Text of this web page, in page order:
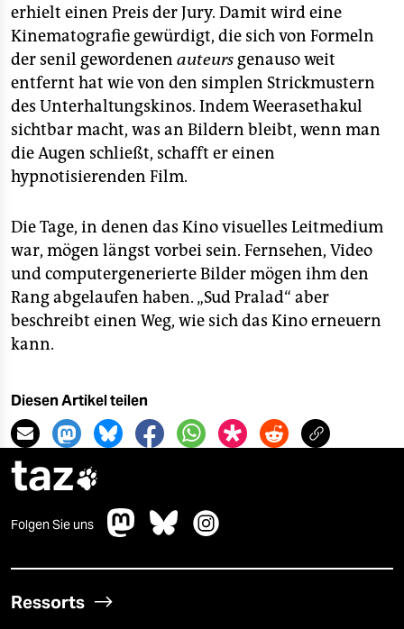
erhielt einen Preis der Jury. Damit wird eine
Kinematografie gewürdigt, die sich von Formeln
der senil gewordenen auteurs genauso weit
entfernt hat wie von den simplen Strickmustern
des Unterhaltungskinos. Indem Weerasethakul
sichtbar macht, was an Bildern bleibt, wenn man
die Augen schließt, schafft er einen
hypnotisierenden Film.
Die Tage, in denen das Kino visuelles Leitmedium
war, mögen längst vorbei sein. Fernsehen, Video
und computergenerierte Bilder mögen ihm den
Rang abgelaufen haben. „Sud Pralad“ aber
beschreibt einen Weg, wie sich das Kino erneuern
kann.
Diesen Artikel teilen
taz
Folgen Sie uns
Ressorts